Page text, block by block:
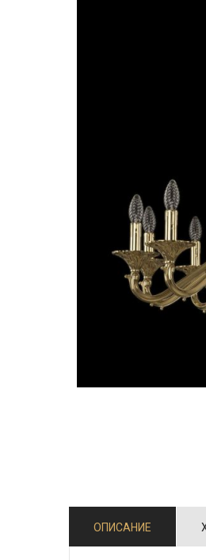
ОПИСАНИЕ